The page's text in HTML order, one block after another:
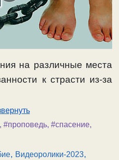
на различные места
к страсти из-за
, #проповедь, #спасение,
, Видеоролики-2023,